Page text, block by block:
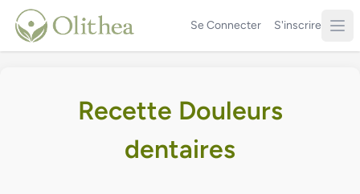
Se Connecter S'inscrire
Recette Douleurs
dentaires